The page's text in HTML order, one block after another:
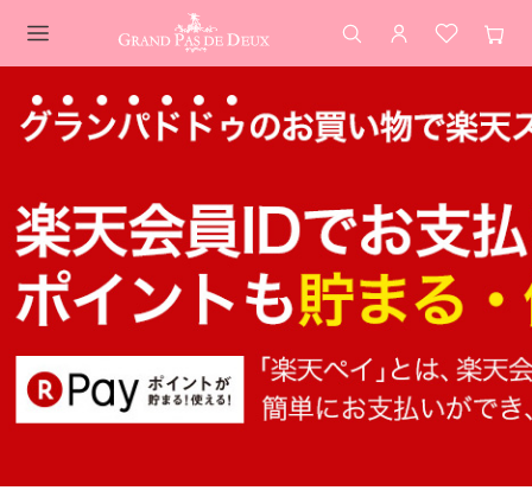
検索 アカウント
お気に入
カ